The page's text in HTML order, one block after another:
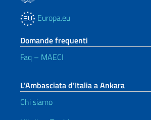
Europa.eu
Domande frequenti
Faq – MAECI
L’Ambasciata d’Italia a Ankara
Chi siamo